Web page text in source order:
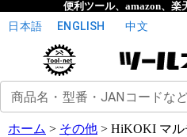
便利ツール、amazon、楽
日本語 ENGLISH 中文
商品名・型番・JANコードな
ホーム > その他 > HiKOKI マル